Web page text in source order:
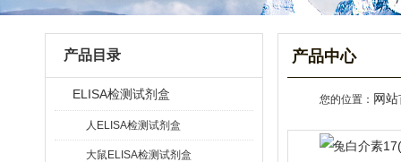
产品目录
ELISA检测试剂盒
人ELISA检测试剂盒
大鼠ELISA检测试剂盒
产品中心
您的位置： 网